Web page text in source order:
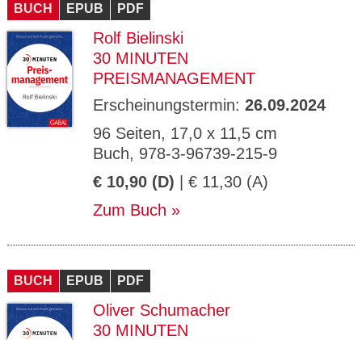
BUCH EPUB PDF
Rolf Bielinski
30 MINUTEN
PREISMANAGEMENT
Erscheinungstermin: 26.09.2024
96 Seiten, 17,0 x 11,5 cm
Buch, 978-3-96739-215-9
€ 10,90 (D) | € 11,30 (A)
Zum Buch
BUCH EPUB PDF
Oliver Schumacher
30 MINUTEN